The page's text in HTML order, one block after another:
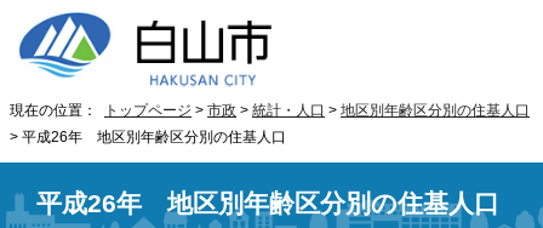
現在の位置： トップページ > 市政 > 統計・人口 > 地区別年齢区分別の住基人口
> 平成26年 地区別年齢区分別の住基人口
平成26年 地区別年齢区分別の住基人口